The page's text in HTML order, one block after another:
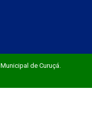
de Curuçá.